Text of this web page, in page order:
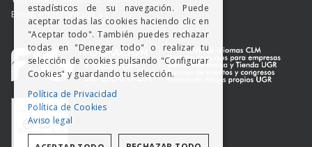
Email: info@clm.ugr.es
estadísticos de su navegación. Puede
aceptar todas las cookies haciendo clic en
"Aceptar todo". También puedes rechazar
todas en "Denegar todo" o realizar tu
selección de cookies pulsando "Configurar
Cookies" y guardando tu selección.
Política de Privacidad
Política de Cookies
Aviso legal